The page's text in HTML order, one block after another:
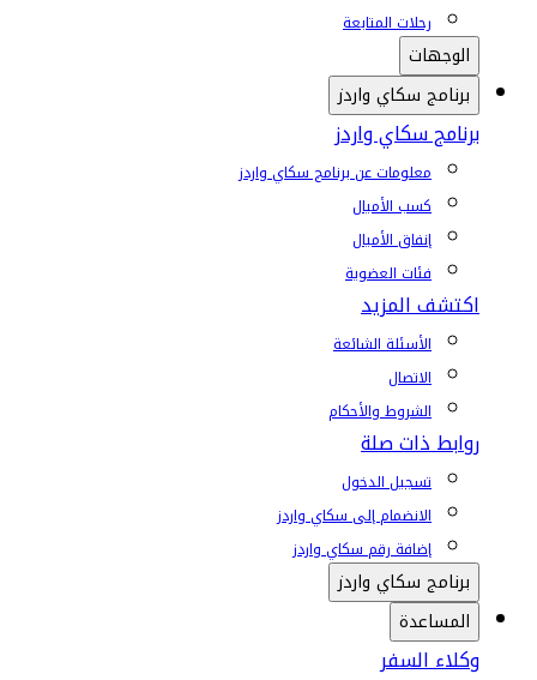
رحلات المتابعة
الوجهات
برنامج سكاي واردز
برنامج سكاي واردز
معلومات عن برنامج سكاي واردز
كسب الأميال
إنفاق الأميال
فئات العضوية
اكتشف المزيد
الأسئلة الشائعة
الاتصال
الشروط والأحكام
روابط ذات صلة
تسجيل الدخول
الانضمام إلى سكاي واردز
إضافة رقم سكاي واردز
برنامج سكاي واردز
المساعدة
وكلاء السفر